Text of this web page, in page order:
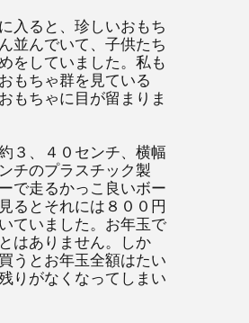
入ると、珍しいおもち
並んでいて、子供たち
をしていました。私も
もちゃ群を見ている
もちゃに目が留まりま
３、４０センチ、横幅
チのプラスチック製
で走るかっこ良いボー
るとそれには８００円
ていました。お年玉で
はありません。しか
うとお年玉全額はたい
りがなくなってしまい